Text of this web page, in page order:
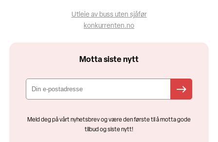
Utleie av buss uten sjåfør
konkurrenten.no
Motta siste nytt
Meld deg på vårt nyhetsbrev og være den første til å motta gode
tilbud og siste nytt!